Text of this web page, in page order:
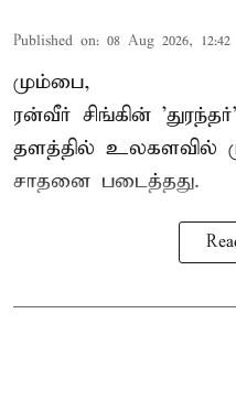
Published on: 08 Aug 2026,
மும்பை,
ரன்வீர் சிங்கின்
தளத்தில் உலகளவில்
சாதனை படைத்தது.